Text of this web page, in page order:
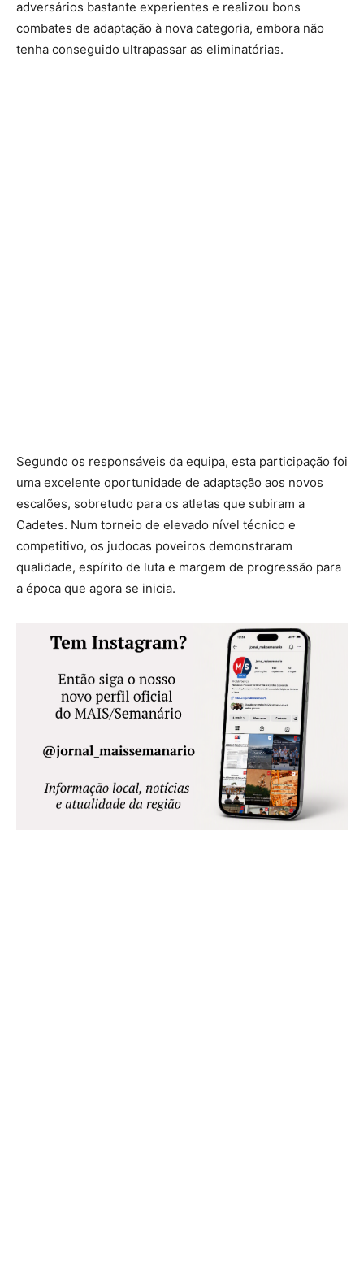
adversários bastante experientes e realizou bons
combates de adaptação à nova categoria, embora não
tenha conseguido ultrapassar as eliminatórias.
Segundo os responsáveis da equipa, esta participação foi
uma excelente oportunidade de adaptação aos novos
escalões, sobretudo para os atletas que subiram a
Cadetes. Num torneio de elevado nível técnico e
competitivo, os judocas poveiros demonstraram
qualidade, espírito de luta e margem de progressão para
a época que agora se inicia.